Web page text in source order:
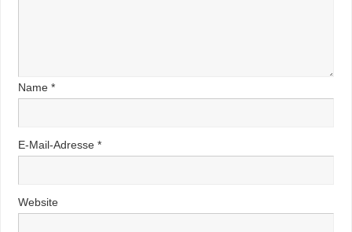
Name *
E-Mail-Adresse *
Website